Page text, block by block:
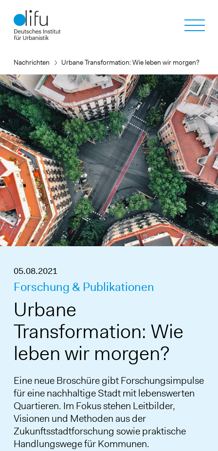
zum
Inhalt
Nachrichten Urbane Transformation: Wie leben wir morgen?
05.08.2021
Forschung & Publikationen
Urbane
Transformation: Wie
leben wir morgen?
Eine neue Broschüre gibt Forschungsimpulse
für eine nachhaltige Stadt mit lebenswerten
Quartieren. Im Fokus stehen Leitbilder,
Visionen und Methoden aus der
Zukunftsstadtforschung sowie praktische
Handlungswege für Kommunen.